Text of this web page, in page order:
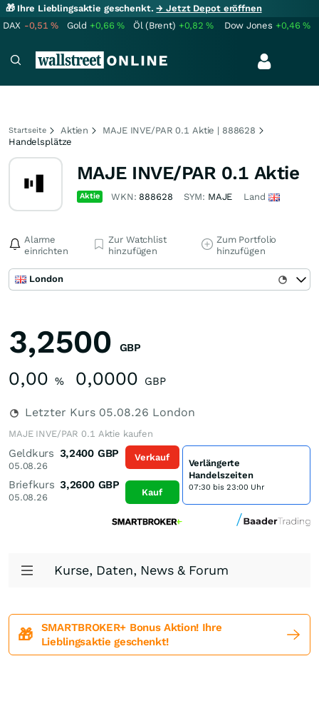
🎁 Ihre Lieblingsaktie geschenkt.→ Jetzt Depot eröffnen
DAX -0,51% Gold +0,66% Öl (Brent) +0,82% Dow Jones +0,46%
Startseite Aktien
MAJE INVE/PAR 0.1 Aktie | 888628
Handelsplätze
MAJE INVE/PAR 0.1 Aktie
Aktie WKN: 888628 SYM: MAJE Land
Alarme
einrichten
Zur Watchlist
hinzufügen
Zum Portfolio
hinzufügen
London
3,2500 GBP
0,00 % 0,0000 GBP
Letzter Kurs 05.08.26 London
MAJE INVE/PAR 0.1 Aktie kaufen
Geldkurs
05.08.26
3,2400 GBP
Briefkurs
05.08.26
3,2600 GBP
Verkauf
Kauf
Verlängerte
Handelszeiten
07:30 bis 23:00 Uhr
Kurse, Daten, News & Forum
🎁
SMARTBROKER+ Bonus Aktion! Ihre
Lieblingsaktie geschenkt!